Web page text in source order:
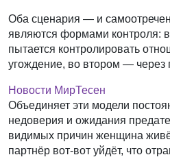
Оба сценария — и
являются формами контроля:
пытается контролировать
угождение, во втором — через
Новости МирТесен
Объединяет эти модели
недоверия и ожидания
видимых причин женщина
партнёр вот-вот уйдёт, что